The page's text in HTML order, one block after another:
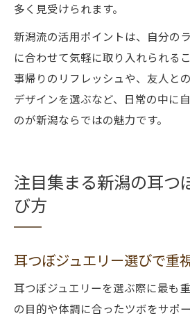
多く見受けられます。
新潟流の活用ポイントは、自分の
に合わせて気軽に取り入れられる
事帰りのリフレッシュや、友人と
デザインを選ぶなど、日常の中に
のが新潟ならではの魅力です。
注目集まる新潟の耳つ
び方
耳つぼジュエリー選びで重
耳つぼジュエリーを選ぶ際に最も
の目的や体調に合ったツボをサポ